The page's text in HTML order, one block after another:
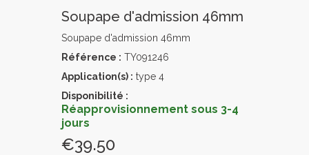
Soupape d'admission 46mm
Soupape d'admission 46mm
Référence : TY091246
Application(s) : type 4
Disponibilité :
Réapprovisionnement sous 3-4
jours
€39.50